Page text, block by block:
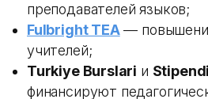
преподавателей языков;
Fulbright TEA—
учителей;
Turkiye Burslari и
финансируют